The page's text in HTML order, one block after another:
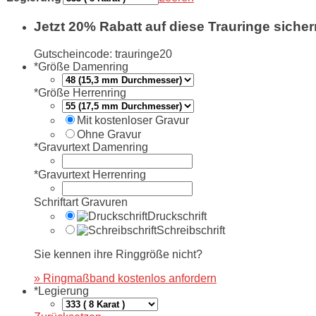
Jetzt 20% Rabatt auf diese Trauringe
Gutscheincode: trauringe20
*Größe Damenring
*Größe Herrenring
Mit kostenloser Gravur
Ohne Gravur
*Gravurtext Damenring
*Gravurtext Herrenring
Schriftart Gravuren
Druckschrift
Schreibschrift
Sie kennen ihre Ringgröße nicht?
» Ringmaßband kostenlos anfordern
*Legierung